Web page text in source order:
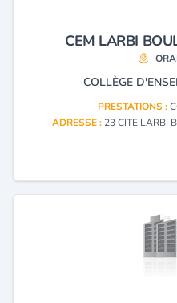
CEM LARBI
COLLÈGE
PRESTATIONS :
ADRESSE : 23 CITE LARBI